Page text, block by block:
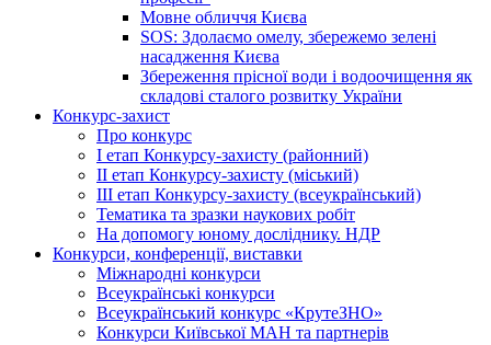
Мовне обличчя Києва
SOS: Здолаємо омелу, збережемо зелені
насадження Києва
Збереження прісної води і водоочищення як
складові сталого розвитку України
Конкурс-захист
Про конкурс
І етап Конкурсу-захисту (районний)
ІІ етап Конкурсу-захисту (міський)
ІІІ етап Конкурсу-захисту (всеукраїнський)
Тематика та зразки наукових робіт
На допомогу юному досліднику. НДР
Конкурси, конференції, виставки
Міжнародні конкурси
Всеукраїнські конкурси
Всеукраїнський конкурс «КрутеЗНО»
Конкурси Київської МАН та партнерів